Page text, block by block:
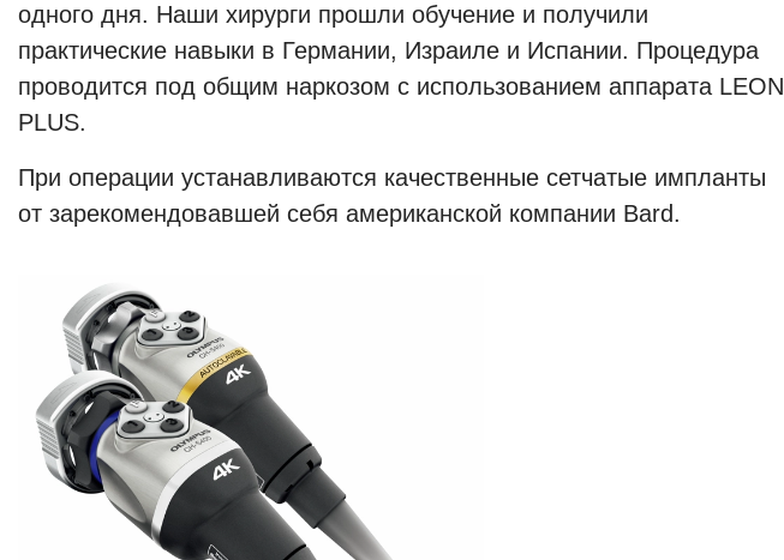
одного дня. Наши хирурги прошли обучение и получили
практические навыки в Германии, Израиле и Испании. Процедура
проводится под общим наркозом с использованием аппарата LEON
PLUS.
При операции устанавливаются качественные сетчатые импланты
от зарекомендовавшей себя американской компании Bard.